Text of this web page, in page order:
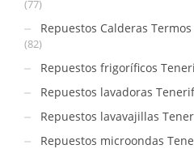
(77)
Repuestos Calderas
(82)
Repuestos frigoríficos
Repuestos lavadoras
Repuestos lavavajillas
Repuestos microondas